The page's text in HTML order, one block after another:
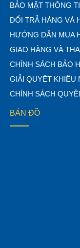
BẢO MẬT THÔNG
ĐỔI TRẢ HÀNG VÀ
HƯỚNG DẪN MUA
GIAO HÀNG VÀ
CHÍNH SÁCH BẢO
GIẢI QUYẾT KHIẾU
CHÍNH SÁCH
BẢN ĐỒ